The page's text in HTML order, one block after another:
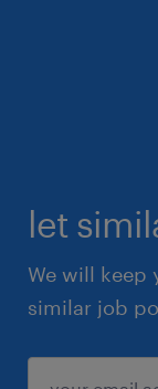
let
We will keep
similar job